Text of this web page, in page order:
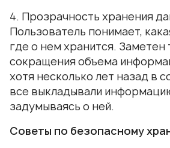
4. Прозрачность хранения
Пользователь понимает,
где о нем хранится. Заметен
сокращения объема
хотя несколько лет назад в
все выкладывали
задумываясь о ней.
Советы по безопасному